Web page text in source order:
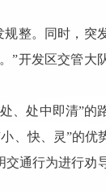
整。同时，突
”开发区交管大
、处中即清”的
、快、灵”的优
交通行为进行劝